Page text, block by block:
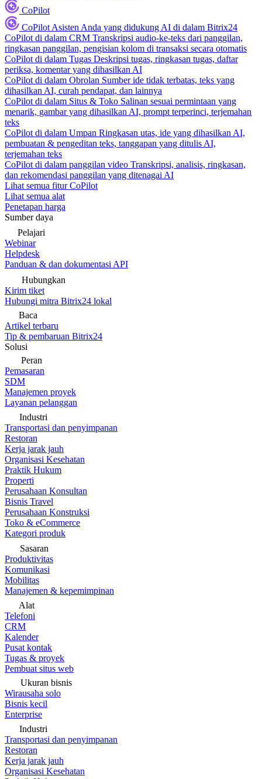
CoPilot
CoPilot Asisten Anda yang didukung AI di dalam Bitrix24
CoPilot di dalam CRM Transkripsi audio-ke-teks dari panggilan,
ringkasan panggilan, pengisian kolom di transaksi secara otomatis
CoPilot di dalam Tugas Deskripsi tugas, ringkasan tugas, daftar
periksa, komentar yang dihasilkan AI
CoPilot di dalam Obrolan Sumber ide tidak terbatas, teks yang
dihasilkan AI, curah pendapat, dan lainnya
CoPilot di dalam Situs & Toko Salinan sesuai permintaan yang
menarik, gambar yang dihasilkan AI, prompt terperinci, terjemahan
teks
CoPilot di dalam Umpan Ringkasan utas, ide yang dihasilkan AI,
pembuatan & pengeditan teks, tanggapan yang ditulis AI,
terjemahan teks
CoPilot di dalam panggilan video Transkripsi, analisis, ringkasan,
dan rekomendasi panggilan yang ditenagai AI
Lihat semua fitur CoPilot
Lihat semua alat
Penetapan harga
Sumber daya
Pelajari
Webinar
Helpdesk
Panduan & dan dokumentasi API
Hubungkan
Kirim tiket
Hubungi mitra Bitrix24 lokal
Baca
Artikel terbaru
Tip & pembaruan Bitrix24
Solusi
Peran
Pemasaran
SDM
Manajemen proyek
Layanan pelanggan
Industri
Transportasi dan penyimpanan
Restoran
Kerja jarak jauh
Organisasi Kesehatan
Praktik Hukum
Properti
Perusahaan Konsultan
Bisnis Travel
Perusahaan Konstruksi
Toko & eCommerce
Kategori produk
Sasaran
Produktivitas
Komunikasi
Mobilitas
Manajemen & kepemimpinan
Alat
Telefoni
CRM
Kalender
Pusat kontak
Tugas & proyek
Pembuat situs web
Ukuran bisnis
Wirausaha solo
Bisnis kecil
Enterprise
Industri
Transportasi dan penyimpanan
Restoran
Kerja jarak jauh
Organisasi Kesehatan